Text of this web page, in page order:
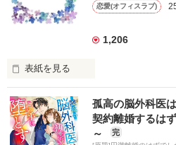
恋愛(オフィスラブ)
1,206
表紙を見る
藤森 花音
一二三製薬の研究員、２７歳
×
孤高の脳外科医
契約離婚するは
～
完